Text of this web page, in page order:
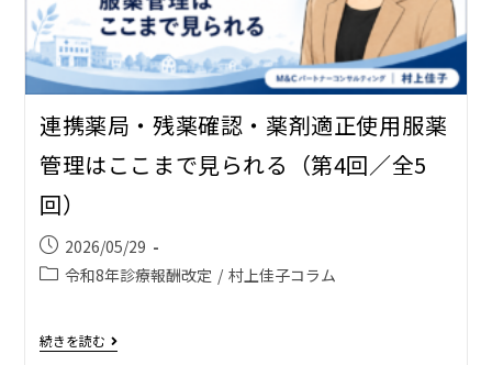
連携薬局・残薬確認・薬剤適正使用――服薬
管理はここまで見られる（第4回／全5
回）
2026/05/29
令和8年診療報酬改定 / 村上佳子コラム
続きを読む